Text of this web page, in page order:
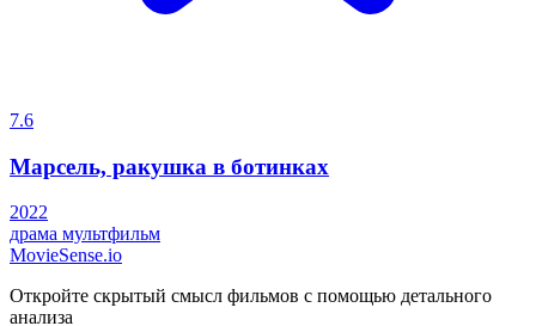
7.6
Марсель, ракушка в ботинках
2022
драма мультфильм
MovieSense.io
Откройте скрытый смысл фильмов с помощью детального
анализа